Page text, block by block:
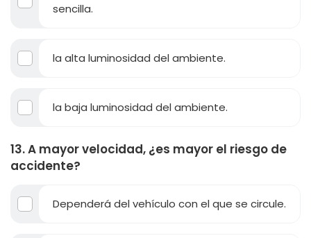
sencilla.
la alta luminosidad del ambiente.
la baja luminosidad del ambiente.
13. A mayor velocidad, ¿es mayor el riesgo de
accidente?
Dependerá del vehículo con el que se circule.